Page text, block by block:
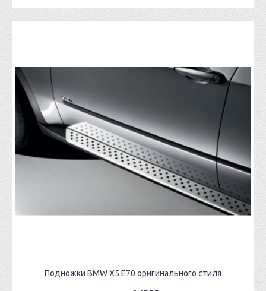
Подножки BMW X5 E70 оригинального стиля